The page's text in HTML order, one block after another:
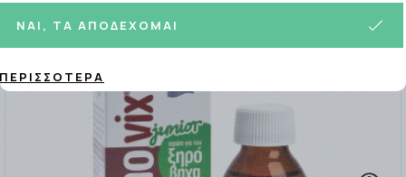
ΝΑΙ, ΤΑ ΑΠΟΔΈΧΟΜΑΙ
ΠΕΡΙΣΣΌΤΕΡΑ